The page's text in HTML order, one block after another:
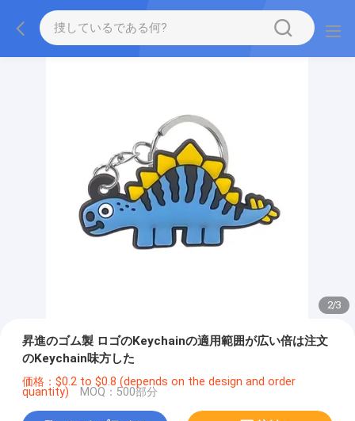
2/3
昇進のゴム製 ロゴのKeychainの適用範囲が広い倍は注文
のKeychain味方した
価格：$0.2 to $0.8 (depends on the design and order
quantity) MOQ：500部分